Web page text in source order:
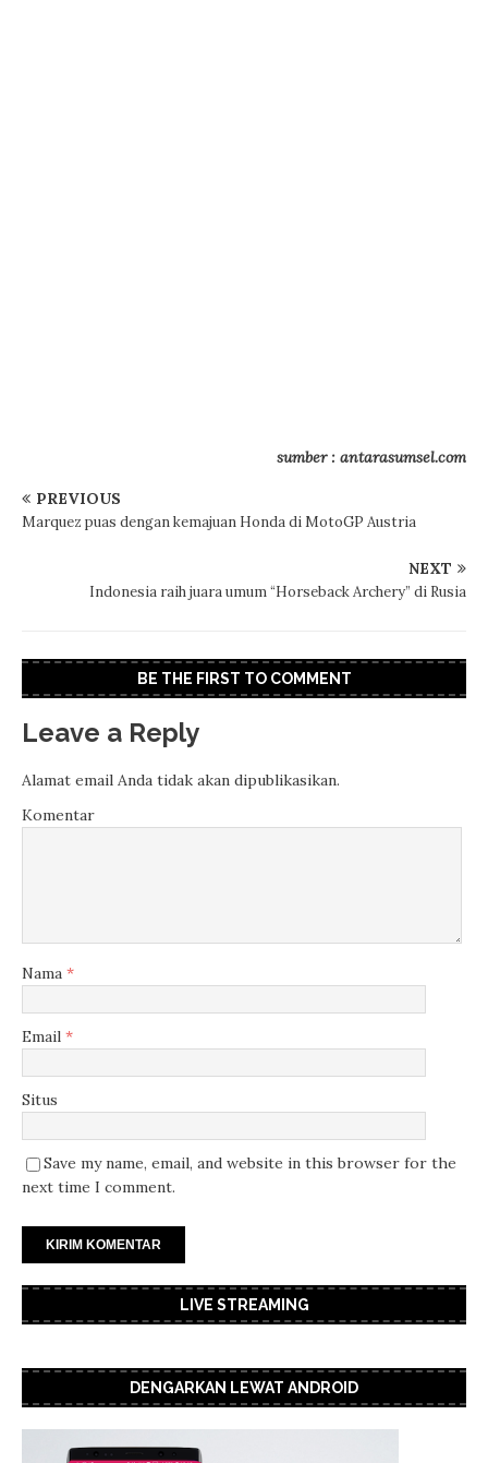
sumber : antarasumsel.com
PREVIOUS
Marquez puas dengan kemajuan Honda di MotoGP Austria
NEXT
Indonesia raih juara umum “Horseback Archery” di Rusia
BE THE FIRST TO COMMENT
Leave a Reply
Alamat email Anda tidak akan dipublikasikan.
Komentar
Nama *
Email *
Situs
Save my name, email, and website in this browser for the
next time I comment.
LIVE STREAMING
DENGARKAN LEWAT ANDROID